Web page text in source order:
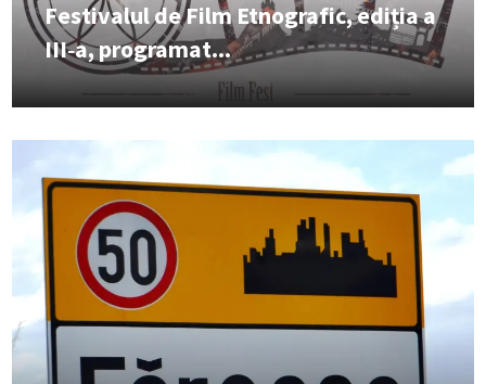
Festivalul de Film Etnografic, ediția a
III‑a, programat...